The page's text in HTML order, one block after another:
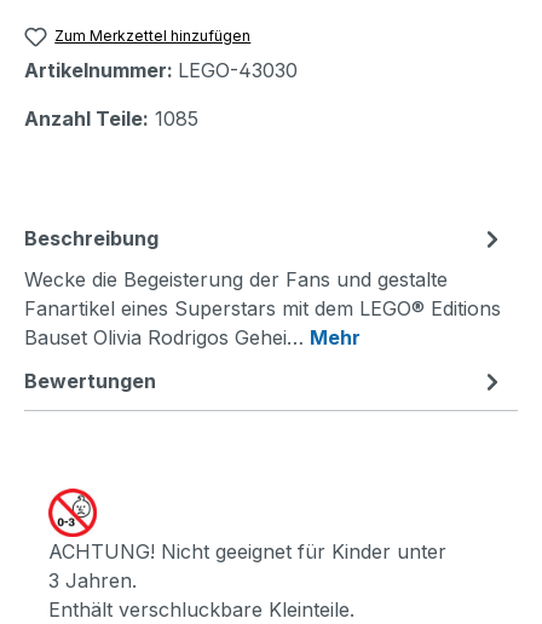
Zum Merkzettel hinzufügen
Artikelnummer: LEGO-43030
Anzahl Teile: 1085
Beschreibung
Wecke die Begeisterung der Fans und gestalte
Fanartikel eines Superstars mit dem LEGO® Editions
Bauset Olivia Rodrigos Gehei… Mehr
Bewertungen
ACHTUNG! Nicht geeignet für Kinder unter
3 Jahren.
Enthält verschluckbare Kleinteile.